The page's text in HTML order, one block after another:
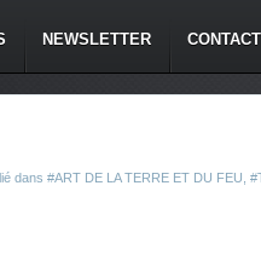
NEWSLETTER CONTACT
dans #ART DE LA TERRE ET DU FEU